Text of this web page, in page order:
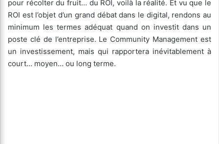
pour récolter du fruit… du ROI, voilà la réalité. Et vu que le
ROI est l’objet d’un grand débat dans le digital, rendons au
minimum les termes adéquat quand on investit dans un
poste clé de l’entreprise. Le Community Management est
un investissement, mais qui rapportera inévitablement à
court… moyen… ou long terme.